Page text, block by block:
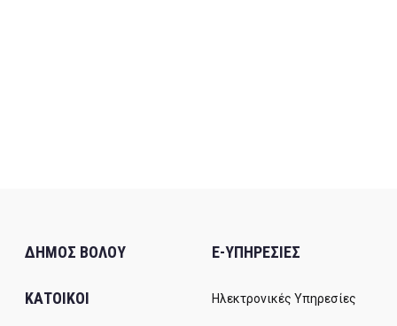
ΔΗΜΟΣ ΒΟΛΟΥ
ΚΑΤΟΙΚΟΙ
E-ΥΠΗΡΕΣΙΕΣ
Ηλεκτρονικές Υπηρεσίες